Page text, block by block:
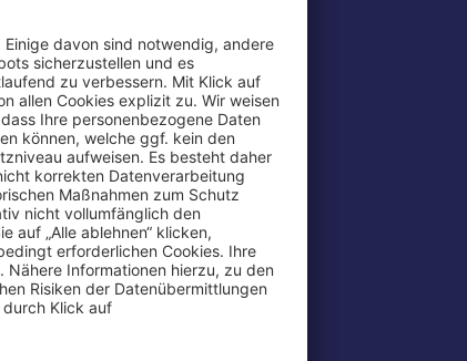
Über uns
Fraport AG
Business am Airport
FRA Eventlocations
Jobs am Airport